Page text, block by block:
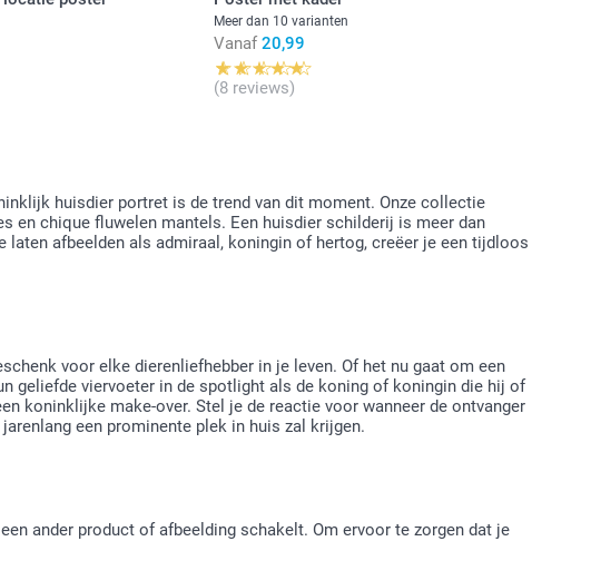
Meer dan 10 varianten
Vanaf 20,99
(8 reviews)
huisdier portret is de trend van dit moment. Onze collectie
en chique fluwelen mantels. Een huisdier schilderij is meer dan
afbeelden als admiraal, koningin of hertog, creëer je een tijdloos
voor elke dierenliefhebber in je leven. Of het nu gaat om een
geliefde viervoeter in de spotlight als de koning of koningin die hij of
koninklijke make-over. Stel je de reactie voor wanneer de ontvanger
een prominente plek in huis zal krijgen.
ander product of afbeelding schakelt. Om ervoor te zorgen dat je